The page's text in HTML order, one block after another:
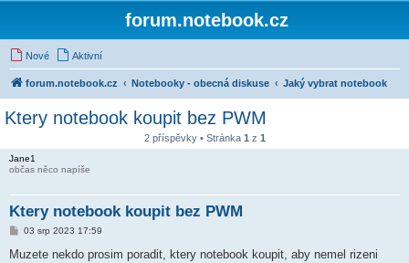
forum.notebook.cz
Nové Aktivní
forum.notebook.cz Notebooky - obecná diskuse Jaký vybrat notebook
Ktery notebook koupit bez PWM
2 příspěvky • Stránka 1 z 1
Jane1
občas něco napíše
Ktery notebook koupit bez PWM
P
í
03 srp 2023 17:59
Muzete nekdo prosim poradit, ktery notebook koupit, aby nemel rizeni